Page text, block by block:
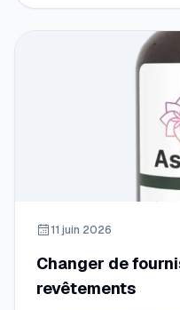
11 juin 2026
Changer de
revêtements